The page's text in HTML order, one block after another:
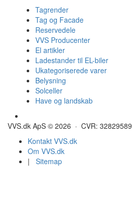
Tagrender
Tag og Facade
Reservedele
VVS Producenter
El artikler
Ladestander til EL-biler
Ukategoriserede varer
Belysning
Solceller
Have og landskab
VVS.dk ApS © 2026 · CVR: 32829589
Kontakt VVS.dk
Om VVS.dk
| Sitemap